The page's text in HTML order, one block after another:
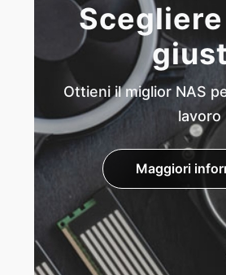
Scegliere
Ottieni il miglior NAS
lavoro
Maggiori